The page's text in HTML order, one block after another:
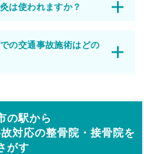
は使われますか？
の交通事故施術はどの
の駅から
対応の整骨院・接骨院を
がす